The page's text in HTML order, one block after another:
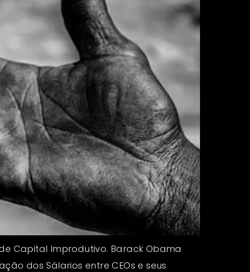
Capital Improdutivo. Barack Obama
dos Sálarios entre CEOs e seus